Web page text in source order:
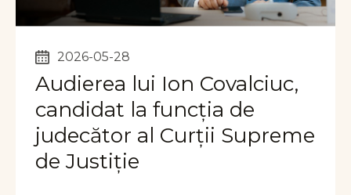
2026-05-28
Audierea lui Ion Covalciuc,
candidat la funcția de
judecător al Curții Supreme
de Justiție